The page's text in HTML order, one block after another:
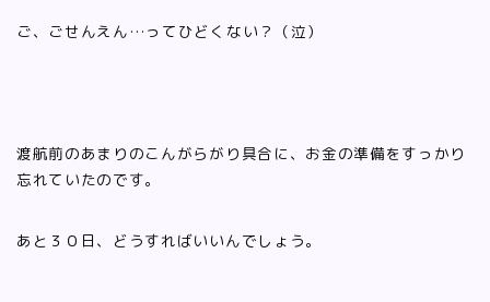
ご、ごせんえん…ってひどくない？（泣）
渡航前のあまりのこんがらがり具合に、お金の準備をすっかり
忘れていたのです。
あと３０日、どうすればいいんでしょう。